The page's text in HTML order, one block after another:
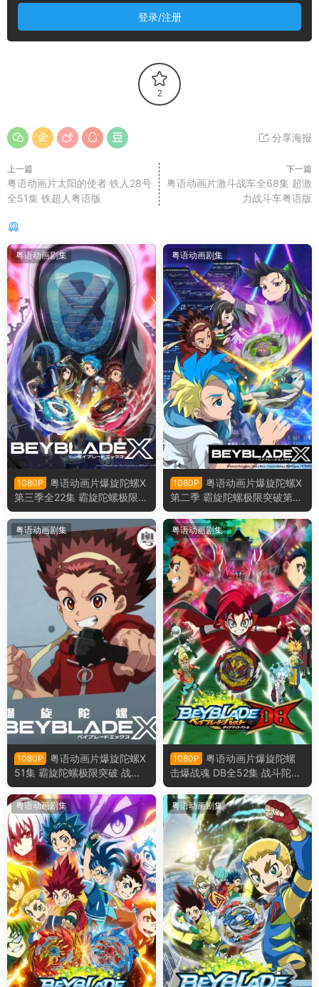
登录/注册
2
分享海报
上一篇
粤语动画片太阳的使者 铁人28号
全51集 铁超人粤语版
下一篇
粤语动画片激斗战车全68集 超激
力战斗车粤语版
粤语动画剧集
1080P
粤语动画片爆旋陀螺X
第三季全22集 霸旋陀螺极限突
破第三季 战斗陀螺X第三季粤
语版
粤语动画剧集
1080P
粤语动画片爆旋陀螺X
第二季 霸旋陀螺极限突破第二
季 战斗陀螺X第二季粤语版
粤语动画剧集
1080P
粤语动画片爆旋陀螺X
51集 霸旋陀螺极限突破 战斗
陀螺X粤语版
粤语动画剧集
1080P
粤语动画片爆旋陀螺
击爆战魂 DB全52集 战斗陀螺
爆烈世代 DB粤语版
粤语动画剧集 粤语动画剧集